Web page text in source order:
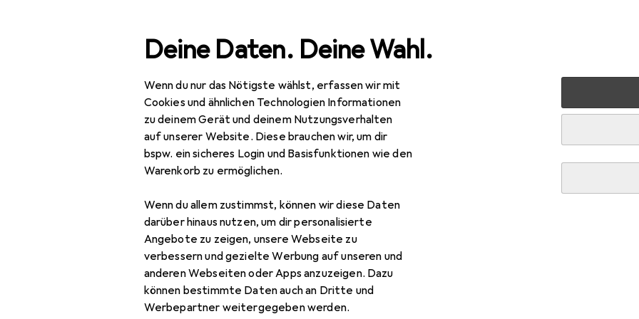
Deine Daten. Deine Wahl.
Wenn du nur das Nötigste wählst, erfassen wir mit
Cookies und ähnlichen Technologien Informationen
zu deinem Gerät und deinem Nutzungsverhalten
auf unserer Website. Diese brauchen wir, um dir
bspw. ein sicheres Login und Basisfunktionen wie den
Warenkorb zu ermöglichen.
Wenn du allem zustimmst, können wir diese Daten
darüber hinaus nutzen, um dir personalisierte
Angebote zu zeigen, unsere Webseite zu
verbessern und gezielte Werbung auf unseren und
anderen Webseiten oder Apps anzuzeigen. Dazu
können bestimmte Daten auch an Dritte und
Werbepartner weitergegeben werden.
Navigation nach KategorienBaumarkt + Garten Bauen + Renovieren Eisenwaren Türgriff +
Türgriff
Zubehör für Heusser Einlass-